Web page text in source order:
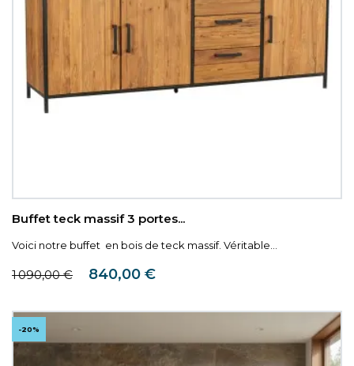
Buffet teck massif 3 portes...
Voici notre buffet en bois de teck massif. Véritable...
Prix de base
1 090,00 € Prix
840,00 €
-20%